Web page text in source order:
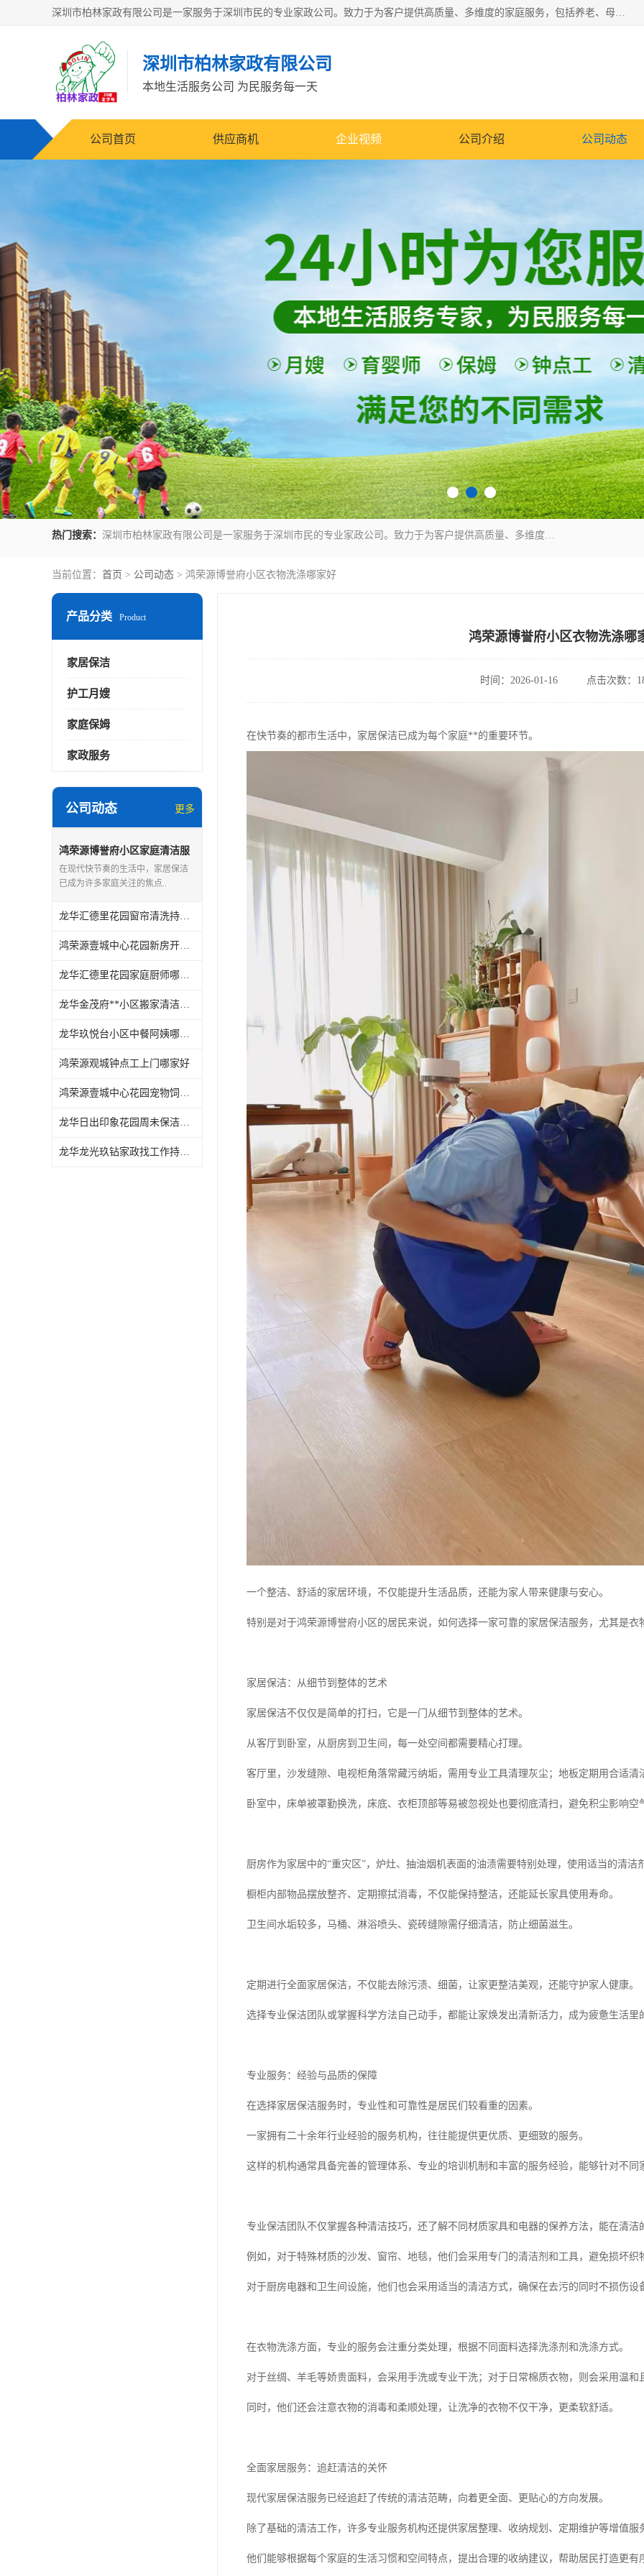
深圳市柏林家政有限公司是一家服务于深圳市民的专业家政公司。致力于为客户提供高质量、多维度的家庭服务，包括养老、母婴、月嫂育婴早教、康复理疗、家电清洗和保洁等方面的专业服务。
深圳市柏林家政有限公司
本地生活服务公司 为民服务每一天
公司首页 供应商机 企业视频 公司介绍 公司动态
热门搜索： 深圳市柏林家政有限公司是一家服务于深圳市民的专业家政公司。致力于为客户提供高质量、多维度的家庭服务，包括养老、母婴、月嫂育婴早教、康复理疗、家电清洗和保洁等方面的专业服务。
当前位置： 首页 > 公司动态 > 鸿荣源博誉府小区衣物洗涤哪家好
产品分类 Product
家居保洁
护工月嫂
家庭保姆
家政服务
公司动态 更多
鸿荣源博誉府小区家庭清洁服
务怎么样
在现代快节奏的生活中，家居保洁
已成为许多家庭关注的焦点..
龙华汇德里花园窗帘清洗持证上岗
鸿荣源壹城中心花园新房开荒保洁怎么样
龙华汇德里花园家庭厨师哪家好
龙华金茂府**小区搬家清洁怎么样
龙华玖悦台小区中餐阿姨哪家好
鸿荣源观城钟点工上门哪家好
鸿荣源壹城中心花园宠物饲养上门服务哪家好
龙华日出印象花园周未保洁持证上岗
龙华龙光玖钻家政找工作持证上岗
鸿荣源博誉府小区衣物洗涤哪
时间：2026-01-16 点击次数：
在快节奏的都市生活中，家居保洁已成为每个家庭**的重要环节。
一个整洁、舒适的家居环境，不仅能提升生活品质，还能为家人带来健康与安心。
特别是对于鸿荣源博誉府小区的居民来说，如何选择一家可靠的家居保洁服务，尤其是
家居保洁：从细节到整体的艺术
家居保洁不仅仅是简单的打扫，它是一门从细节到整体的艺术。
从客厅到卧室，从厨房到卫生间，每一处空间都需要精心打理。
客厅里，沙发缝隙、电视柜角落常藏污纳垢，需用专业工具清理灰尘；地板定期用合适清
卧室中，床单被罩勤换洗，床底、衣柜顶部等易被忽视处也要彻底清扫，避免积尘影响空
厨房作为家居中的“重灾区”，炉灶、抽油烟机表面的油渍需要特别处理，使用适当的清
橱柜内部物品摆放整齐、定期擦拭消毒，不仅能保持整洁，还能延长家具使用寿命。
卫生间水垢较多，马桶、淋浴喷头、瓷砖缝隙需仔细清洁，防止细菌滋生。
定期进行全面家居保洁，不仅能去除污渍、细菌，让家更整洁美观，还能守护家人健康。
选择专业保洁团队或掌握科学方法自己动手，都能让家焕发出清新活力，成为疲惫生活里
专业服务：经验与品质的保障
在选择家居保洁服务时，专业性和可靠性是居民们较看重的因素。
一家拥有二十余年行业经验的服务机构，往往能提供更优质、更细致的服务。
这样的机构通常具备完善的管理体系、专业的培训机制和丰富的服务经验，能够针对不
专业保洁团队不仅掌握各种清洁技巧，还了解不同材质家具和电器的保养方法，能在清洁
例如，对于特殊材质的沙发、窗帘、地毯，他们会采用专门的清洁剂和工具，避免损坏织
对于厨房电器和卫生间设施，他们也会采用适当的清洁方式，确保在去污的同时不损伤设
在衣物洗涤方面，专业的服务会注重分类处理，根据不同面料选择洗涤剂和洗涤方式。
对于丝绸、羊毛等娇贵面料，会采用手洗或专业干洗；对于日常棉质衣物，则会采用温和
同时，他们还会注意衣物的消毒和柔顺处理，让洗净的衣物不仅干净，更柔软舒适。
全面家居服务：追赶清洁的关怀
现代家居保洁服务已经追赶了传统的清洁范畴，向着更全面、更贴心的方向发展。
除了基础的清洁工作，许多专业服务机构还提供家居整理、收纳规划、定期维护等增值服
他们能够根据每个家庭的生活习惯和空间特点，提出合理的收纳建议，帮助居民打造更有